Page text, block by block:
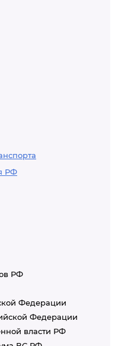
РФ
РФ
Федерации
Федерации
власти РФ